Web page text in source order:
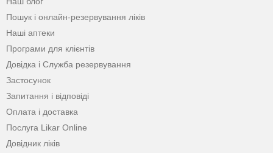
Пошук і онлайн-резервування ліків
Наші аптеки
Програми для клієнтів
Довідка і Служба резервування
Застосунок
Запитання і відповіді
Оплата і доставка
Послуга Likar Online
Довідник ліків